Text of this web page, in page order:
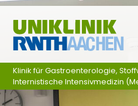
Ga naar navigatie
Klinik für Gastroenterologie,
Internistische Intensivmedizin